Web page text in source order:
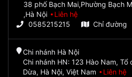
38 phố Bạch Mai,Phường Bạch
,Hà Nội
Liên hệ
0585215215
Chỉ đường
Chi nhánh Hà Nội
Chi nhánh HN: 123 Hào Nam, Tổ
Dừa, Hà Nội, Việt Nam
Liên hệ